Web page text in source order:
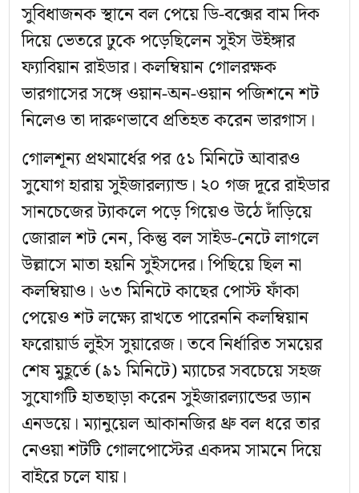
সুবিধাজনক স্থানে বল পেয়ে ডি-বক্সের বাম দিক
দিয়ে ভেতরে ঢুকে পড়েছিলেন সুইস উইঙ্গার
ফ্যাবিয়ান রাইডার। কলম্বিয়ান গোলরক্ষক
ভারগাসের সঙ্গে ওয়ান-অন-ওয়ান পজিশনে শট
নিলেও তা দারুণভাবে প্রতিহত করেন ভারগাস।
গোলশূন্য প্রথমার্ধের পর ৫১ মিনিটে আবারও
সুযোগ হারায় সুইজারল্যান্ড। ২০ গজ দূরে রাইডার
সানচেজের ট্যাকলে পড়ে গিয়েও উঠে দাঁড়িয়ে
জোরাল শট নেন, কিন্তু বল সাইড-নেটে লাগলে
উল্লাসে মাতা হয়নি সুইসদের। পিছিয়ে ছিল না
কলম্বিয়াও। ৬৩ মিনিটে কাছের পোস্ট ফাঁকা
পেয়েও শট লক্ষ্যে রাখতে পারেননি কলম্বিয়ান
ফরোয়ার্ড লুইস সুয়ারেজ। তবে নির্ধারিত সময়ের
শেষ মুহূর্তে (৯১ মিনিটে) ম্যাচের সবচেয়ে সহজ
সুযোগটি হাতছাড়া করেন সুইজারল্যান্ডের ড্যান
এনডয়ে। ম্যানুয়েল আকানজির থ্রু বল ধরে তার
নেওয়া শটটি গোলপোস্টের একদম সামনে দিয়ে
বাইরে চলে যায়।